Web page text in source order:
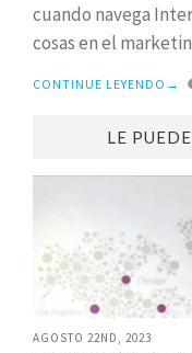
cuando navega
cosas en el
CONTINUE LEYENDO →
LE
AGOSTO 22ND, 2023